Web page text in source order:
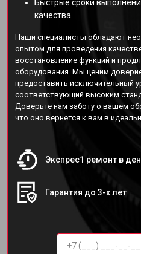
Быстрые сроки
качества.
Наши специалисты обладают
опытом для проведения
восстановление функций и
оборудования. Мы ценим
предоставить исключительный
соответствующий высоким
Доверьте нам заботу о вашем
что оно вернется к вам в
Экспрес1 ремонт в
Гарантия до 3-х лет